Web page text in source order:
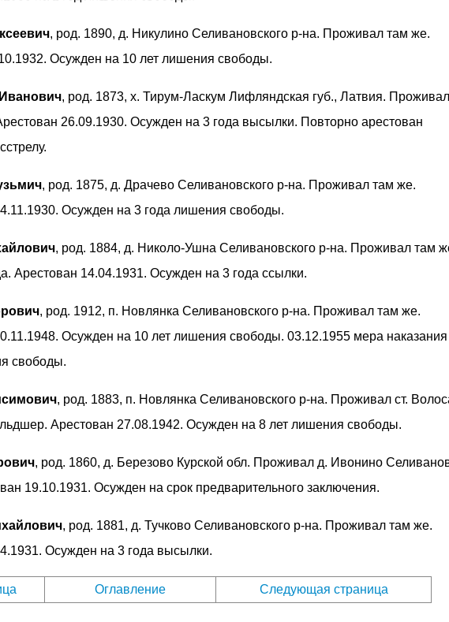
, род. 1890, д. Никулино Селивановского р-на. Проживал там же.
Осужден на 10 лет лишения свободы.
, род. 1873, х. Тирум-Ласкум Лифляндская губ., Латвия. Проживал
26.09.1930. Осужден на 3 года высылки. Повторно арестован
, род. 1875, д. Драчево Селивановского р-на. Проживал там же.
Осужден на 3 года лишения свободы.
, род. 1884, д. Николо-Ушна Селивановского р-на. Проживал там
Арестован 14.04.1931. Осужден на 3 года ссылки.
, род. 1912, п. Новлянка Селивановского р-на. Проживал там же.
Осужден на 10 лет лишения свободы. 03.12.1955 мера наказания
свободы.
, род. 1883, п. Новлянка Селивановского р-на. Проживал ст.
Арестован 27.08.1942. Осужден на 8 лет лишения свободы.
, род. 1860, д. Березово Курской обл. Проживал д. Ивонино
19.10.1931. Осужден на срок предварительного заключения.
, род. 1881, д. Тучково Селивановского р-на. Проживал там же.
Осужден на 3 года высылки.
Оглавление Следующая страница